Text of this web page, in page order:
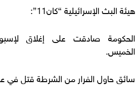
هيئة البث الإسرائيلية “كان11”:
الحكومة صادقت على إغلاق
الخميس.
سائق حاول الفرار من الشرطة قتل